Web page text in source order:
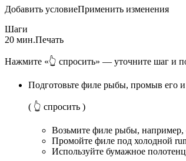
Добавить условиеПрименить изменения
Шаги
20 мин.Печать
Нажмите «👆 спросить» — уточните шаг и
Подготовьте филе рыбы, промыв его
( 👆 спросить )
Возьмите филе рыбы, например,
Промойте филе под холодной
Используйте бумажное